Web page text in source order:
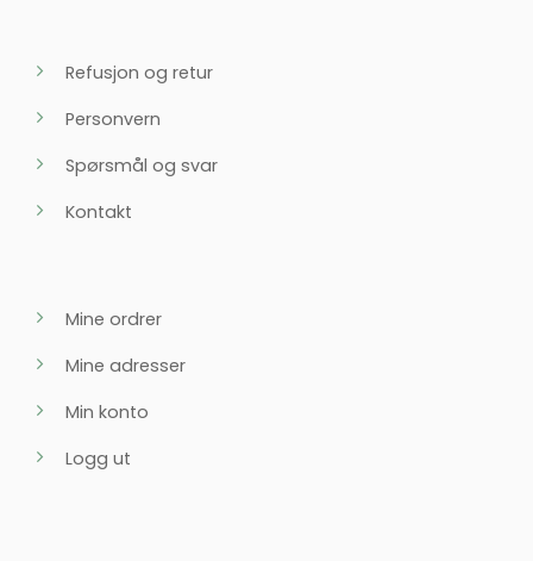
Refusjon og retur
Personvern
Spørsmål og svar
Kontakt
Mine ordrer
Mine adresser
Min konto
Logg ut